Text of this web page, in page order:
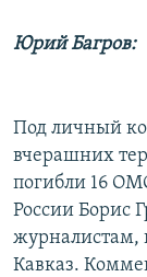
Юрий Багров:
Под личный
вчерашних
погибли 16
России Борис
журналистам,
Кавказ.